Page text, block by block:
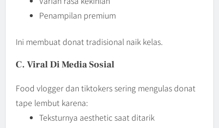
Penampilan premium
Ini membuat donat tradisional naik kelas.
C. Viral Di Media Sosial
Food vlogger dan tiktokers sering mengulas donat
tape lembut karena:
Teksturnya aesthetic saat ditarik